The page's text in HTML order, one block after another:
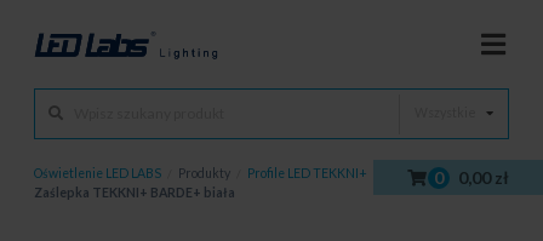
0 0,00 zł
Oświetlenie LED LABS Produkty Profile LED TEKKNI+ Zaślepki /
Zaślepka TEKKNI+ BARDE+ biała